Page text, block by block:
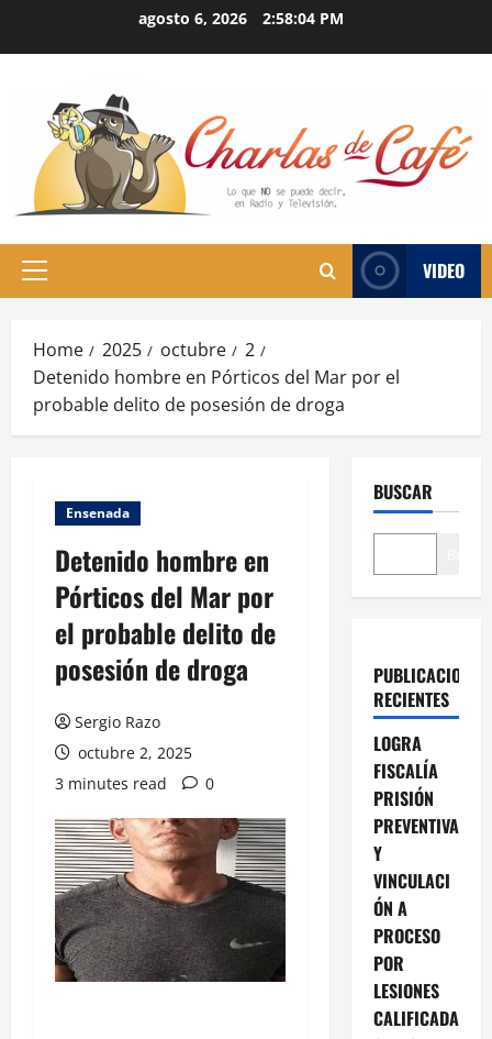
agosto 6, 2026 2:58:05 PM
Primary
VIDEO
Home 2025 octubre
2
Detenido hombre en Pórticos del Mar por el
probable delito de posesión de droga
Ensenada
Detenido hombre en
Pórticos del Mar por
el probable delito de
posesión de droga
Sergio Razo
octubre 2, 2025
3 minutes read
0
BUSCAR
PUBLICACIONES
RECIENTES
LOGRA
FISCALÍA
PRISIÓN
PREVENTIVA
Y
VINCULACI
ÓN A
PROCESO
POR
LESIONES
CALIFICADA